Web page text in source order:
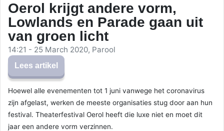
Oerol krijgt andere vorm,
Lowlands en Parade gaan uit
van groen licht
14:21 - 25 March 2020, Parool
Lees artikel
Hoewel alle evenementen tot 1 juni vanwege het coronavirus
zijn afgelast, werken de meeste organisaties stug door aan hun
festival. Theaterfestival Oerol heeft die luxe niet en moet dit
jaar een andere vorm verzinnen.